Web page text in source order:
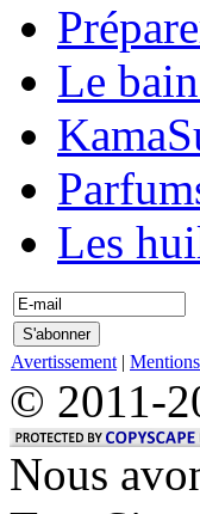
Le
Les
Avertissement |
© 2011-
Nous